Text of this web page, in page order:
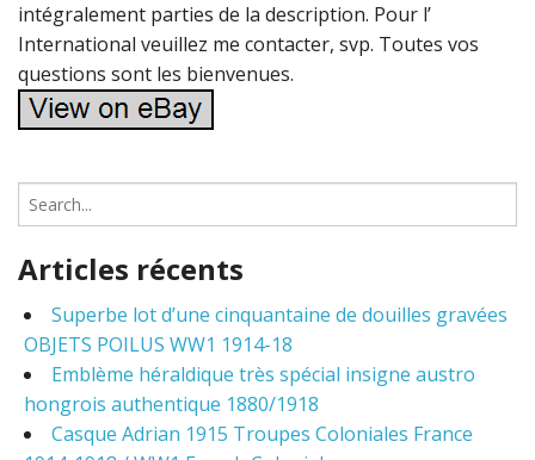
intégralement parties de la description. Pour l’
International veuillez me contacter, svp. Toutes vos
questions sont les bienvenues.
e
r
h
o
Articles récents
Superbe lot d’une cinquantaine de douilles gravées
OBJETS POILUS WW1 1914-18
Emblème héraldique très spécial insigne austro
hongrois authentique 1880/1918
Casque Adrian 1915 Troupes Coloniales France